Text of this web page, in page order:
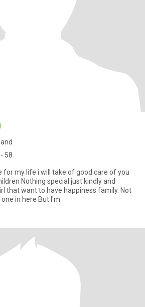
58
for my life i will take of good care of you
kindly and
in here But I'm